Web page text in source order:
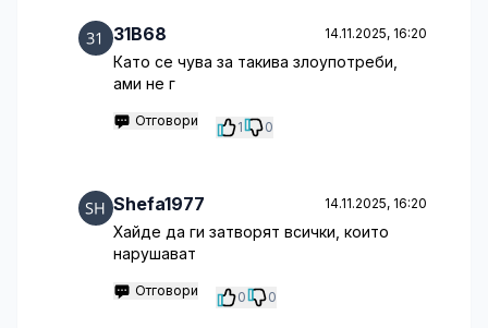
31B68 14.11.2025, 16:20
Като се чува за такива злоупотреби,
ами не г
Отговори 1 0
Shefa1977 14.11.2025, 16:20
Хайде да ги затворят всички, които
нарушават
Отговори 0 0